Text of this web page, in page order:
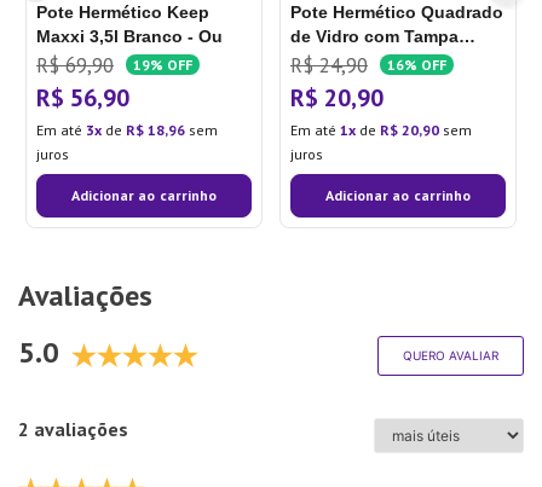
Pote Hermético Keep
Maxxi 3,5l Branco - Ou
R$ 69,90 19% OFF
R$ 56,90
Em até 3 de R$ 18,96 sem
juros
Adicionar ao carrinho
Pote Hermético Quadrado
de Vidro com Tampa
740mL - Mozcada
R$ 24,90 16% OFF
R$ 20,90
Em até 1 de R$ 20,90 sem
juros
Adicionar ao carrinho
Avaliações
5.0
QUERO AVALIAR
2 avaliações